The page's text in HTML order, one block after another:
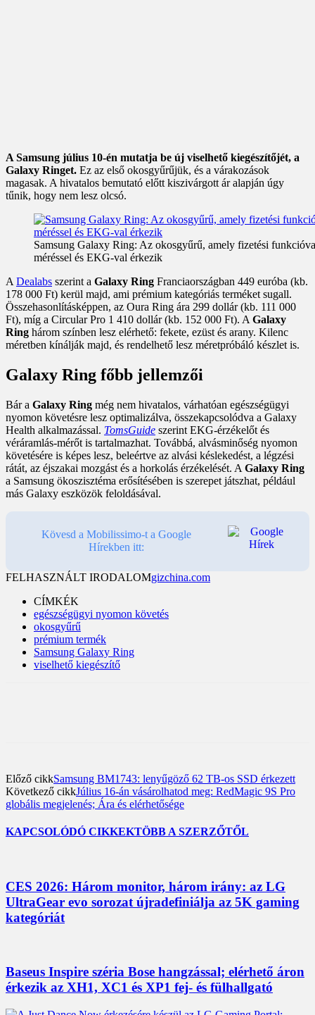
A Samsung július 10-én mutatja be új viselhető kiegészítőjét, a
Galaxy Ringet. Ez az első okosgyűrűjük, és a várakozások
magasak. A hivatalos bemutató előtt kiszivárgott ár alapján úgy
tűnik, hogy nem lesz olcsó.
Samsung Galaxy Ring: Az okosgyűrű, amely fizetési
méréssel és EKG-val érkezik
A Dealabs szerint a Galaxy Ring Franciaországban 449 euróba (kb.
178 000 Ft) kerül majd, ami prémium kategóriás terméket sugall.
Összehasonlításképpen, az Oura Ring ára 299 dollár (kb. 111 000
Ft), míg a Circular Pro 1 410 dollár (kb. 152 000 Ft). A Galaxy
Ring három színben lesz elérhető: fekete, ezüst és arany. Kilenc
méretben kínálják majd, és rendelhető lesz méretpróbáló készlet is.
Galaxy Ring főbb jellemzői
Bár a Galaxy Ring még nem hivatalos, várhatóan egészségügyi
nyomon követésre lesz optimalizálva, összekapcsolódva a Galaxy
Health alkalmazással. TomsGuide szerint EKG-érzékelőt és
véráramlás-mérőt is tartalmazhat. Továbbá, alvásminőség nyomon
követésére is képes lesz, beleértve az alvási késlekedést, a légzési
rátát, az éjszakai mozgást és a horkolás érzékelését. A Galaxy Ring
a Samsung ökoszisztéma erősítésében is szerepet játszhat, például
más Galaxy eszközök feloldásával.
Kövesd a Mobilissimo-t a Google
Hírekben itt:
FELHASZNÁLT IRODALOMgizchina.com
CÍMKÉK
egészségügyi nyomon követés
okosgyűrű
prémium termék
Samsung Galaxy Ring
viselhető kiegészítő
Előző cikkSamsung BM1743: lenyűgöző 62 TB-os SSD érkezett
Következő cikkJúlius 16-án vásárolhatod meg: RedMagic 9S Pro
globális megjelenés; Ára és elérhetősége
KAPCSOLÓDÓ CIKKEKTÖBB A SZERZŐTŐL
CES 2026: Három monitor, három irány: az LG
UltraGear evo sorozat újradefiniálja az 5K gaming
kategóriát
Baseus Inspire széria Bose hangzással; elérhető áron
érkezik az XH1, XC1 és XP1 fej- és fülhallgató